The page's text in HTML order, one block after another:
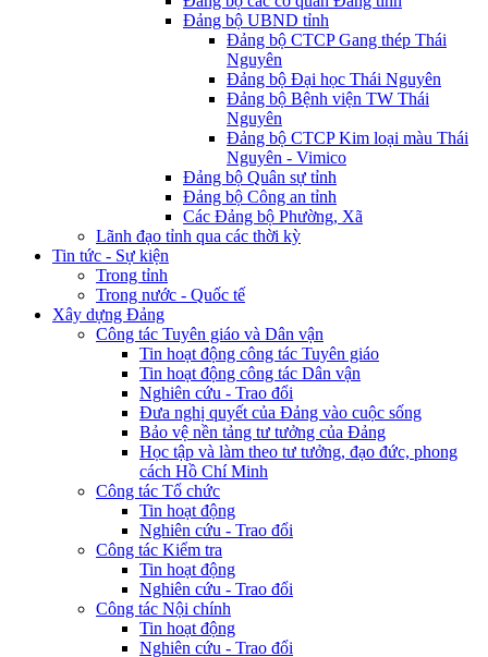
Đảng bộ UBND tỉnh
Đảng bộ CTCP Gang thép Thái
Nguyên
Đảng bộ Đại học Thái Nguyên
Đảng bộ Bệnh viện TW Thái
Nguyên
Đảng bộ CTCP Kim loại màu Thái
Nguyên - Vimico
Đảng bộ Quân sự tỉnh
Đảng bộ Công an tỉnh
Các Đảng bộ Phường, Xã
Lãnh đạo tỉnh qua các thời kỳ
Tin tức - Sự kiện
Trong tỉnh
Trong nước - Quốc tế
Xây dựng Đảng
Công tác Tuyên giáo và Dân vận
Tin hoạt động công tác Tuyên giáo
Tin hoạt động công tác Dân vận
Nghiên cứu - Trao đổi
Đưa nghị quyết của Đảng vào cuộc sống
Bảo vệ nền tảng tư tưởng của Đảng
Học tập và làm theo tư tưởng, đạo đức, phong
cách Hồ Chí Minh
Công tác Tổ chức
Tin hoạt động
Nghiên cứu - Trao đổi
Công tác Kiểm tra
Tin hoạt động
Nghiên cứu - Trao đổi
Công tác Nội chính
Tin hoạt động
Nghiên cứu - Trao đổi